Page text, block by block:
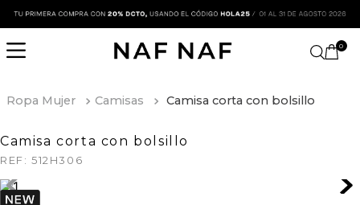
0
Ropa Mujer Camisas Camisa corta con bolsillo
Camisa corta con bolsillo
REF: 512H306